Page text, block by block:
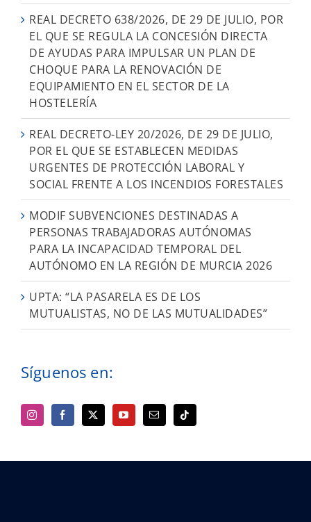
REAL DECRETO 638/2026, DE 29 DE JULIO, POR
EL QUE SE REGULA LA CONCESIÓN DIRECTA
DE AYUDAS PARA IMPULSAR UN PLAN DE
CHOQUE PARA LA RENOVACIÓN DE
EQUIPAMIENTO EN EL SECTOR DE LA
HOSTELERÍA
REAL DECRETO-LEY 20/2026, DE 29 DE JULIO,
POR EL QUE SE ESTABLECEN MEDIDAS
URGENTES DE PROTECCIÓN LABORAL Y
SOCIAL FRENTE A LOS INCENDIOS FORESTALES
MODIF SUBVENCIONES DESTINADAS A
PERSONAS TRABAJADORAS AUTÓNOMAS
PARA LA INCAPACIDAD TEMPORAL DEL
AUTÓNOMO EN LA REGIÓN DE MURCIA 2026
UPTA: “LA PASARELA ES DE LOS
MUTUALISTAS, NO DE LAS MUTUALIDADES”
Síguenos en: